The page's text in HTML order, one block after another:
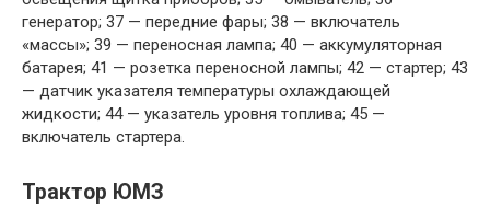
генератор; 37 — передние фары; 38 — включатель
«массы»; 39 — переносная лампа; 40 — аккумуляторная
батарея; 41 — розетка переносной лампы; 42 — стартер; 43
— датчик указателя температуры охлаждающей
жидкости; 44 — указатель уровня топлива; 45 —
включатель стартера.
Трактор ЮМЗ